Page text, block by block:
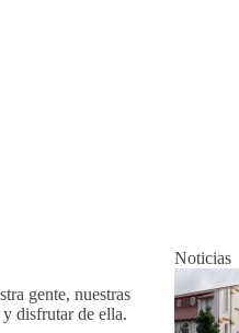
gente, nuestras
disfrutar de ella.
Noticias